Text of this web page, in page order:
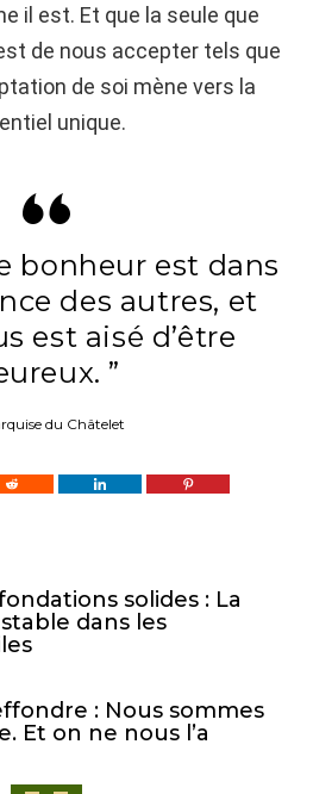
il est. Et que la seule que
de nous accepter tels que
de soi mène vers la
unique.
bonheur est dans
des autres, et
est aisé d’être
”
du Châtelet
solides : La
dans les
: Nous sommes
Et on ne nous l’a